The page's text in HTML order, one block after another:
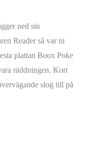
ned sin
Reader så var ni
plattan Boox Poke
räddningen. Kort
slog till på